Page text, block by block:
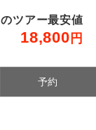
ツアー最安値
18,800 円
予約